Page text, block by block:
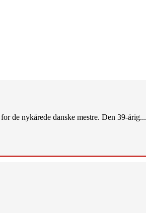
de nykårede danske mestre. Den 39-årig...